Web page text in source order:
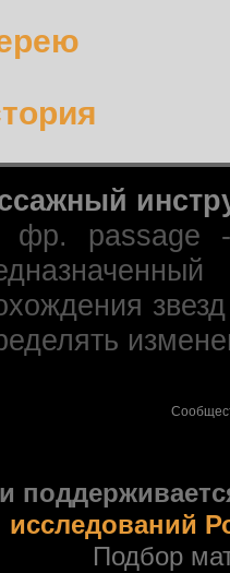
фр. passage -
исследований
Подбор